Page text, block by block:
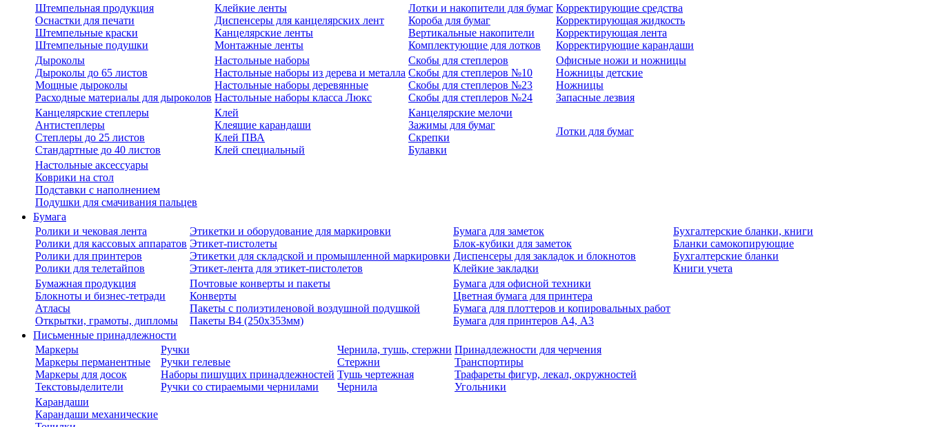
Штемпельная продукция
Оснастки для печати
Штемпельные краски
Штемпельные подушки
Клейкие ленты
Диспенсеры для канцелярских лент
Канцелярские ленты
Монтажные ленты
Лотки и накопители для бумаг
Короба для бумаг
Вертикальные накопители
Комплектующие для лотков
Корректирующие средства
Корректирующая жидкость
Корректирующая лента
Корректирующие карандаши
Дыроколы
Дыроколы до 65 листов
Мощные дыроколы
Расходные материалы для дыроколов
Настольные наборы
Настольные наборы из дерева и металла
Настольные наборы деревянные
Настольные наборы класса Люкс
Скобы для степлеров
Скобы для степлеров №10
Скобы для степлеров №23
Скобы для степлеров №24
Офисные ножи и ножницы
Ножницы детские
Ножницы
Запасные лезвия
Канцелярские степлеры
Антистеплеры
Степлеры до 25 листов
Стандартные до 40 листов
Клей
Клеящие карандаши
Клей ПВА
Клей специальный
Канцелярские мелочи
Зажимы для бумаг
Скрепки
Булавки
Лотки для бумаг
Настольные аксессуары
Коврики на стол
Подставки с наполнением
Подушки для смачивания пальцев
Бумага
Ролики и чековая лента
Ролики для кассовых аппаратов
Ролики для принтеров
Ролики для телетайпов
Этикетки и оборудование для маркировки
Этикет-пистолеты
Этикетки для складской и промышленной маркировки
Этикет-лента для этикет-пистолетов
Бумага для заметок
Блок-кубики для заметок
Диспенсеры для закладок и блокнотов
Клейкие закладки
Бухгалтерские бланки, книги
Бланки самокопирующие
Бухгалтерские бланки
Книги учета
Бумажная продукция
Блокноты и бизнес-тетради
Атласы
Открытки, грамоты, дипломы
Почтовые конверты и пакеты
Конверты
Пакеты с полиэтиленовой воздушной подушкой
Пакеты В4 (250х353мм)
Бумага для офисной техники
Цветная бумага для принтера
Бумага для плоттеров и копировальных работ
Бумага для принтеров А4, А3
Письменные принадлежности
Маркеры
Маркеры перманентные
Маркеры для досок
Текстовыделители
Ручки
Ручки гелевые
Наборы пишущих принадлежностей
Ручки со стираемыми чернилами
Чернила, тушь, стержни
Стержни
Тушь чертежная
Чернила
Принадлежности для черчения
Транспортиры
Трафареты фигур, лекал, окружностей
Угольники
Карандаши
Карандаши механические